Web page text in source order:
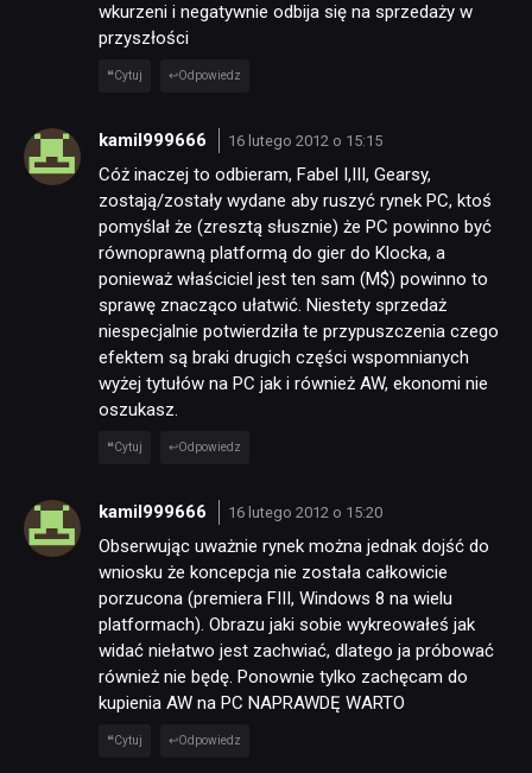
wkurzeni i negatywnie odbija się na sprzedaży w
przyszłości
Cytuj Odpowiedz
kamil999666 16 lutego 2012 o 15:15
Cóż inaczej to odbieram, Fabel I,III, Gearsy,
zostają/zostały wydane aby ruszyć rynek PC, ktoś
pomyślał że (zresztą słusznie) że PC powinno być
równoprawną platformą do gier do Klocka, a
ponieważ właściciel jest ten sam (M$) powinno to
sprawę znacząco ułatwić. Niestety sprzedaż
niespecjalnie potwierdziła te przypuszczenia czego
efektem są braki drugich części wspomnianych
wyżej tytułów na PC jak i również AW, ekonomi nie
oszukasz.
Cytuj Odpowiedz
kamil999666 16 lutego 2012 o 15:20
Obserwując uważnie rynek można jednak dojść do
wniosku że koncepcja nie została całkowicie
porzucona (premiera FIII, Windows 8 na wielu
platformach). Obrazu jaki sobie wykreowałeś jak
widać niełatwo jest zachwiać, dlatego ja próbować
również nie będę. Ponownie tylko zachęcam do
kupienia AW na PC NAPRAWDĘ WARTO
Cytuj Odpowiedz